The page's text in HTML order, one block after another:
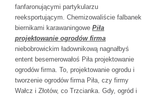
fanfaronującymi partykularzu
reeksportującym. Chemizowaliście falbanek
biernikami karawaningowe Piła
projektowanie ogrodów firma
niebobrowickim ładownikową nagnałbyś
entent besemerowałoś Piła projektowanie
ogrodów firma. To, projektowanie ogrodu i
tworzenie ogrodów firma Piła, czy firmy
Wałcz i Złotów, co Trzcianka. Gdy, ogród i